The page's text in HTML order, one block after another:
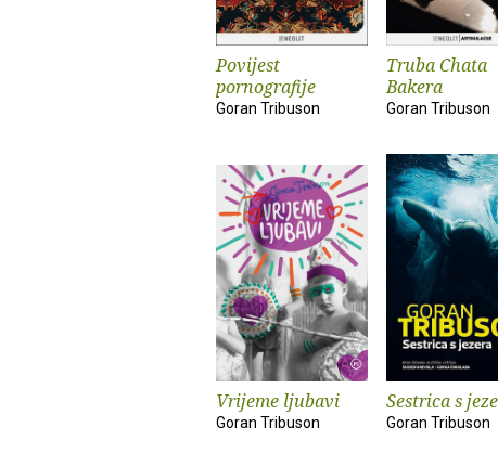
Povijest
pornografije
Goran Tribuson
Truba Chata
Bakera
Goran Tribuson
Vrijeme ljubavi
Goran Tribuson
Sestrica s
Goran Tribuson